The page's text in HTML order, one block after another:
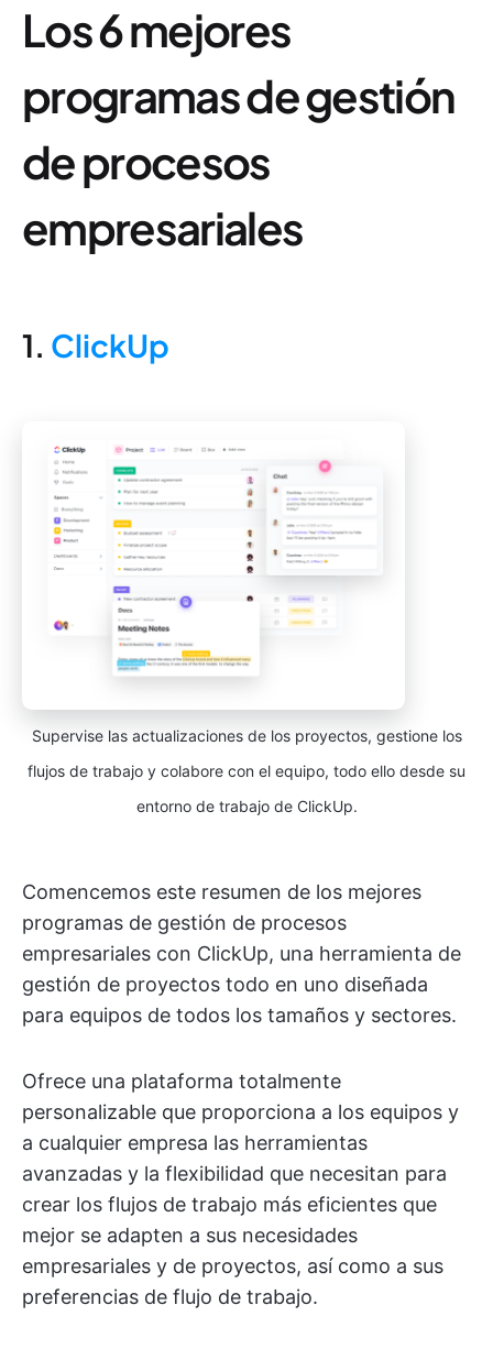
Los 6 mejores
programas de gestión
de procesos
empresariales
1. ClickUp
Supervise las actualizaciones de los proyectos, gestione los
flujos de trabajo y colabore con el equipo, todo ello desde su
entorno de trabajo de ClickUp.
Comencemos este resumen de los mejores
programas de gestión de procesos
empresariales con ClickUp, una herramienta de
gestión de proyectos todo en uno diseñada
para equipos de todos los tamaños y sectores.
Ofrece una plataforma totalmente
personalizable que proporciona a los equipos y
a cualquier empresa las herramientas
avanzadas y la flexibilidad que necesitan para
crear los flujos de trabajo más eficientes que
mejor se adapten a sus necesidades
empresariales y de proyectos, así como a sus
preferencias de flujo de trabajo.